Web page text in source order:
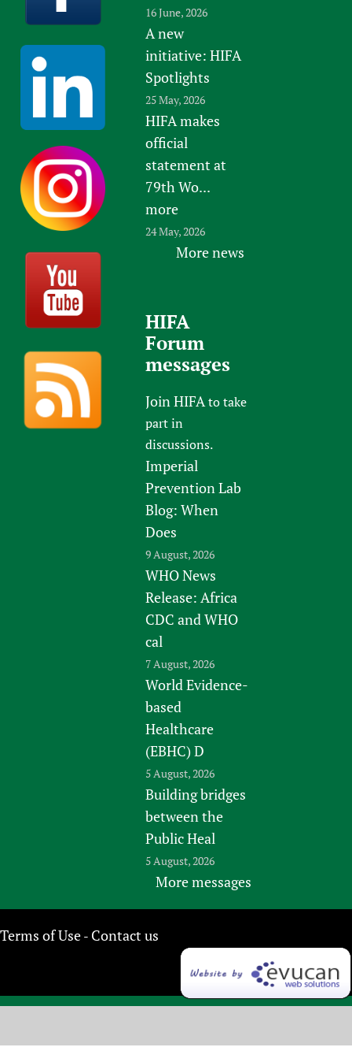
16 June, 2026
A new
initiative: HIFA
Spotlights
25 May, 2026
HIFA makes
official
statement at
79th Wo...
more
24 May, 2026
More news
HIFA
Forum
messages
Join HIFAto take
part in
discussions.
Imperial
Prevention Lab
Blog: When
Does
9 August, 2026
WHO News
Release: Africa
CDC and WHO
cal
7 August, 2026
World Evidence-
based
Healthcare
(EBHC) D
5 August, 2026
Building bridges
between the
Public Heal
5 August, 2026
More messages
Terms of Use- Contact us